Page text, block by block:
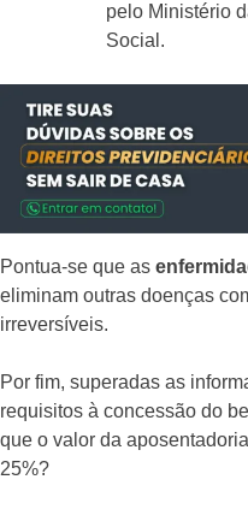
pelo Ministério
Social.
Pontua-se que as
eliminam outras doenças
irreversíveis.
Por fim, superadas as
requisitos à concessão do
que o valor da
25%?